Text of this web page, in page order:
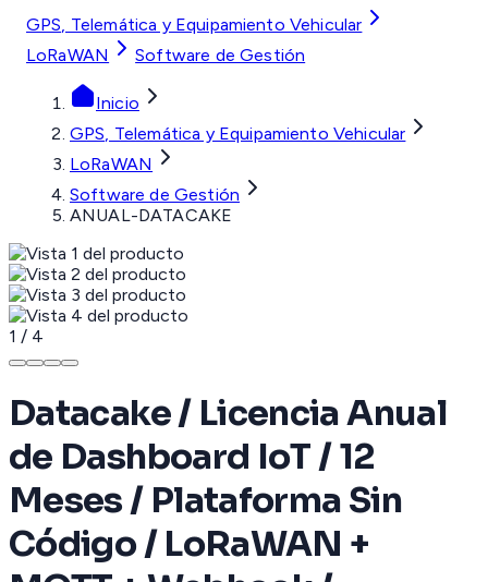
GPS, Telemática y Equipamiento Vehicular
LoRaWAN
Software de Gestión
Inicio
GPS, Telemática y Equipamiento Vehicular
LoRaWAN
Software de Gestión
ANUAL-DATACAKE
1 / 4
Datacake / Licencia Anual
de Dashboard IoT / 12
Meses / Plataforma Sin
Código / LoRaWAN +